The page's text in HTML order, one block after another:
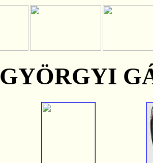
GYÖRGYI